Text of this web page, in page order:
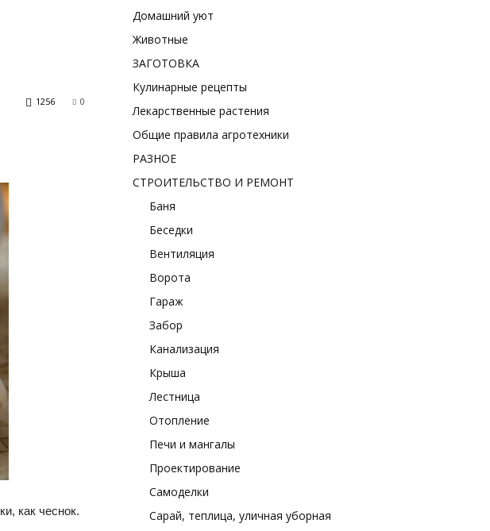
0
1256
как чеснок.
Домашний уют
Животные
ЗАГОТОВКА
Кулинарные рецепты
Лекарственные растения
Общие правила агротехники
РАЗНОЕ
СТРОИТЕЛЬСТВО И РЕМОНТ
Баня
Беседки
Вентиляция
Ворота
Гараж
Забор
Канализация
Крыша
Лестница
Отопление
Печи и мангалы
Проектирование
Самоделки
Сарай, теплица, уличная уборная